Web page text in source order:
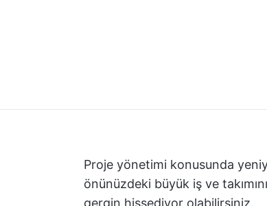
Proje yönetimi konusunda
önünüzdeki büyük iş ve
gergin hissediyor olabilirsiniz.